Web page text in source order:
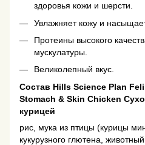
здоровья кожи и шерсти.
Увлажняет кожу и
Протеины высокого
мускулатуры.
Великолепный вкус.
Состав Hills Science Plan
Stomach & Skin Chicken
курицей
рис, мука из птицы (курицы
кукурузного глютена,